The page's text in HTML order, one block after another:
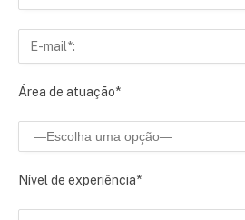
Área de atuação*
Nível de experiência*